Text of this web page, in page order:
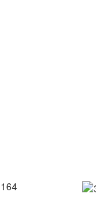
164